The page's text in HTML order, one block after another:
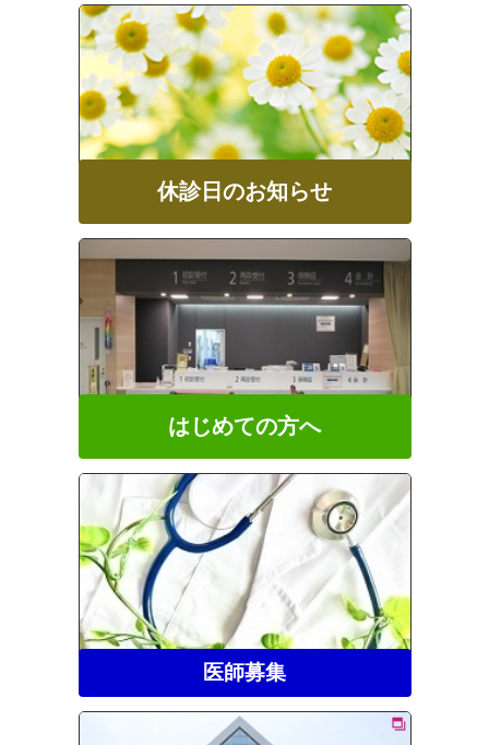
休診日のお知らせ
はじめての方へ
医師募集